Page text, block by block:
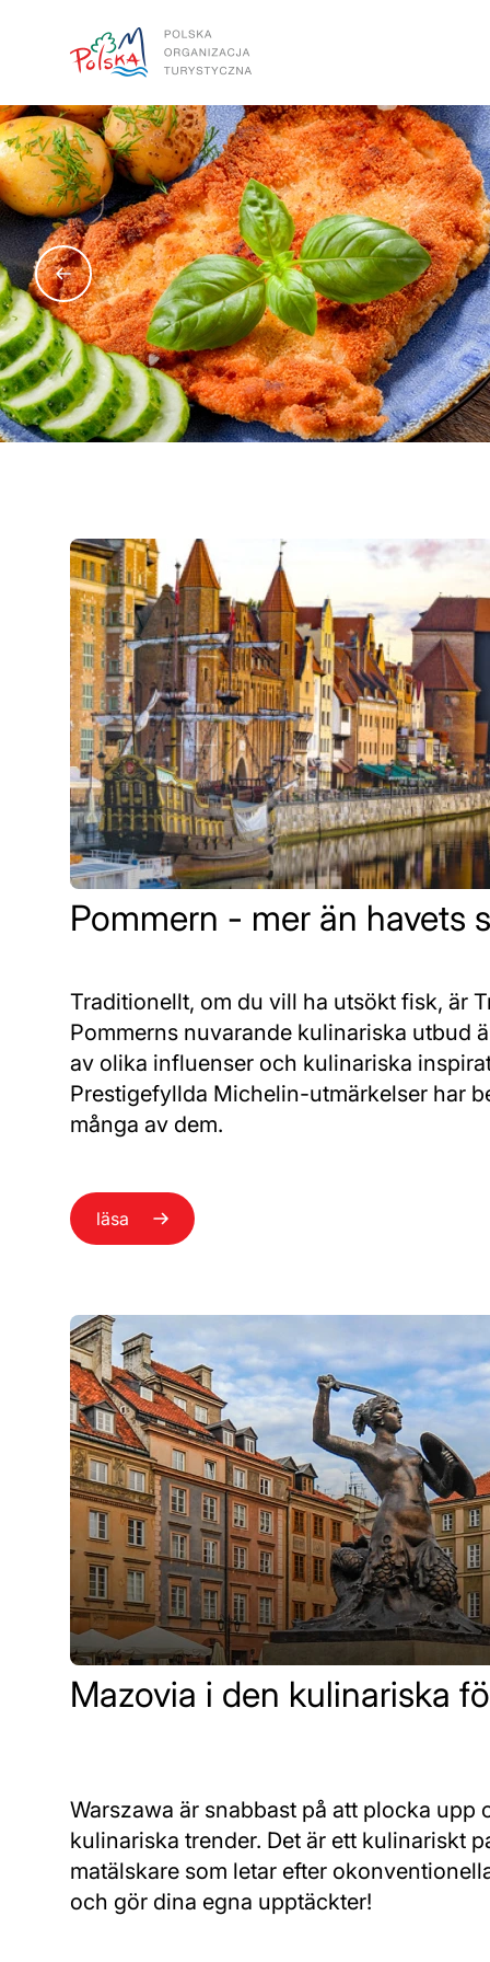
Pommern - mer än havets
Traditionellt, om du vill ha utsökt fisk, är
Pommerns nuvarande kulinariska utbud
av olika influenser och kulinariska
Prestigefyllda Michelin-utmärkelser har
många av dem.
läsa
Mazovia i den kulinariska
Warszawa är snabbast på att plocka upp
kulinariska trender. Det är ett kulinariskt
matälskare som letar efter
och gör dina egna upptäckter!